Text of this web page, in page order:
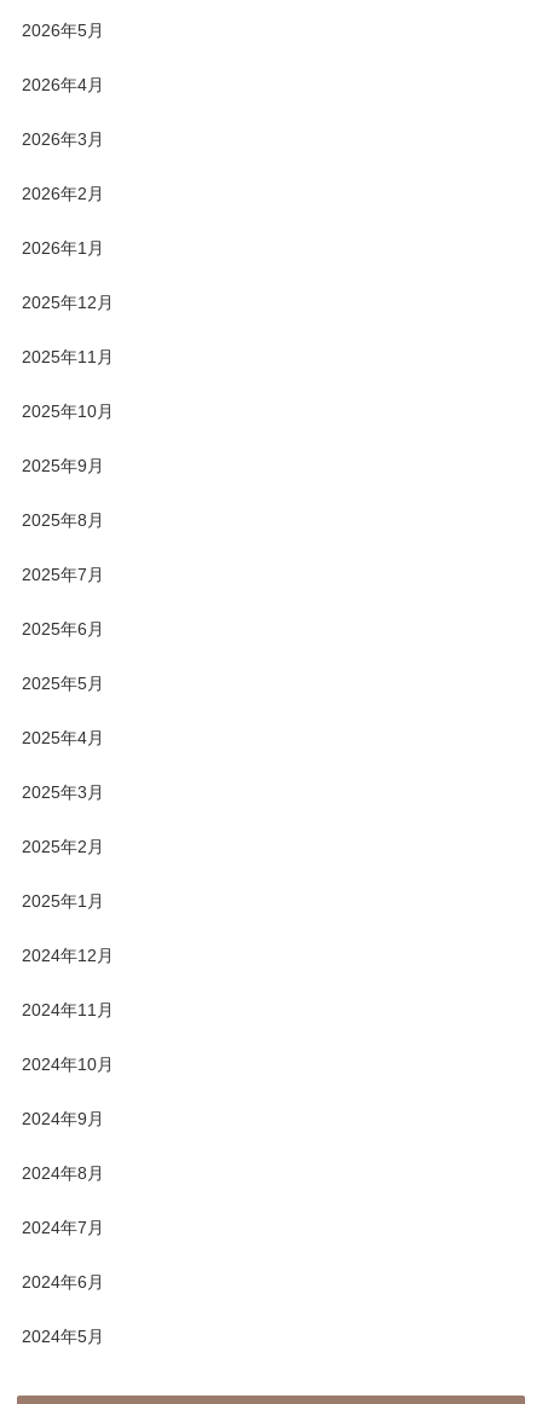
2026年5月
2026年4月
2026年3月
2026年2月
2026年1月
2025年12月
2025年11月
2025年10月
2025年9月
2025年8月
2025年7月
2025年6月
2025年5月
2025年4月
2025年3月
2025年2月
2025年1月
2024年12月
2024年11月
2024年10月
2024年9月
2024年8月
2024年7月
2024年6月
2024年5月